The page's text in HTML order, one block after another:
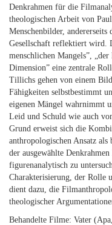
Denkrahmen für die
theologischen Arbeit von
Menschenbilder,
Gesellschaft reflektiert wird.
menschlichen Mangels”,
Dimension” eine zentrale
Tillichs gehen von einem
Fähigkeiten selbstbestimmt
eigenen Mängel wahrnimmt
Leid und Schuld wie auch
Grund erweist sich die
anthropologischen Ansatz
der ausgewählte
figurenanalytisch zu
Charakterisierung, der Rolle
dient dazu, die
theologischer
Behandelte Filme: Vater